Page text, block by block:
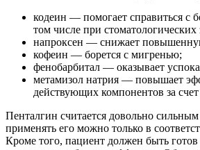
кодеин — помогает справиться с
том числе при стоматологических
напроксен — снижает
кофеин — борется с мигренью;
фенобарбитал — оказывает
метамизол натрия — повышает
действующих компонентов за
Пенталгин считается довольно
применять его можно только в
Кроме того, пациент должен быть